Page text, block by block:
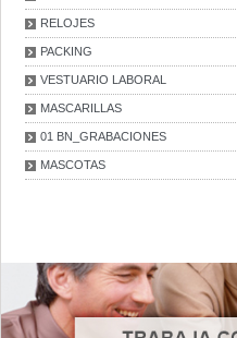
RELOJES
PACKING
VESTUARIO LABORAL
MASCARILLAS
01 BN_GRABACIONES
MASCOTAS